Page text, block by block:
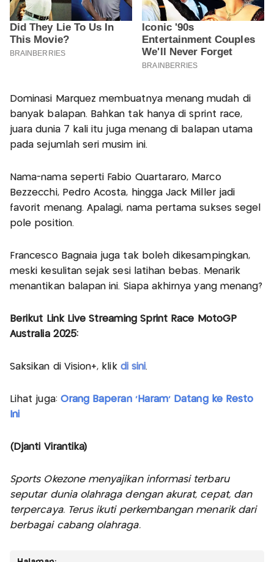
Dominasi Marquez membuatnya menang mudah di
banyak balapan. Bahkan tak hanya di sprint race,
juara dunia 7 kali itu juga menang di balapan utama
pada sejumlah seri musim ini.
Nama-nama seperti Fabio Quartararo, Marco
Bezzecchi, Pedro Acosta, hingga Jack Miller jadi
favorit menang. Apalagi, nama pertama sukses segel
pole position.
Francesco Bagnaia juga tak boleh dikesampingkan,
meski kesulitan sejak sesi latihan bebas. Menarik
menantikan balapan ini. Siapa akhirnya yang menang?
Berikut Link Live Streaming Sprint Race MotoGP
Australia 2025:
Saksikan di Vision+, klik di sini.
Lihat juga: Orang Baperan 'Haram' Datang ke Resto
Ini
(Djanti Virantika)
Sports Okezone menyajikan informasi terbaru
seputar dunia olahraga dengan akurat, cepat, dan
terpercaya. Terus ikuti perkembangan menarik dari
berbagai cabang olahraga.